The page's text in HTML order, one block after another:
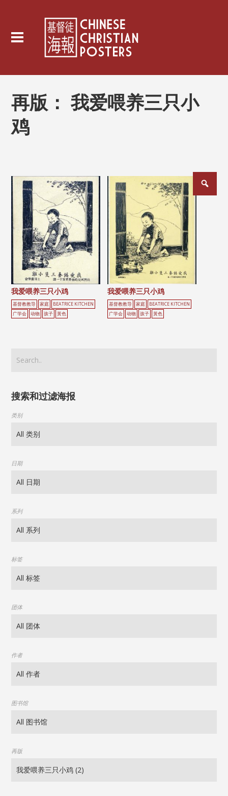
再版：我爱喂养三只小
鸡
我爱喂养三只小鸡
基督教教导 家庭
BEATRICE KITCHEN
广学会
动物 孩子 黃色
我爱喂养三只小鸡
基督教教导 家庭
BEATRICE KITCHEN
广学会
动物 孩子 黃色
搜索和过滤海报
类别
日期
系列
标签
团体
作者
图书馆
再版